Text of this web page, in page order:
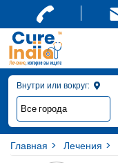
Внутри или вокруг:
Главная Лечения